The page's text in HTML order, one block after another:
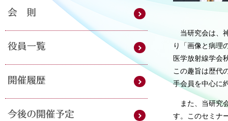
当研究会は、
り「画像と病理
医学放射線学会
この趣旨は歴代
手会員を中心に
また、当研究
す。このセミナ